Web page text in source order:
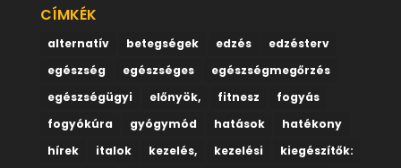
CÍMKÉK
alternatív betegségek edzés
edzésterv
egészség
egészséges
egészségmegőrzés
egészségügyi
előnyök, fitnesz
fogyás
fogyókúra
gyógymód hatások
hatékony
hírek
italok kezelés, kezelési
kiegészítők: